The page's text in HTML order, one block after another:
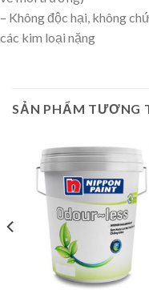
– Không độc hại, không
các kim loại nặng
SẢN PHẨM TƯƠNG